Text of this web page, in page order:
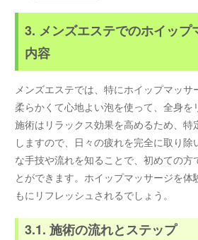
3. メンズエステでのホイップ
内容
メンズエステでは、特にホイップマッサ
柔らかくて心地よい泡を使って、全身を
施術はリラックス効果を高めるため、特
しますので、日々の疲れを完全に取り除
な手技や流れを知ることで、初めての方
とができます。ホイップマッサージを体
もにリフレッシュされるでしょう。
3.1. 施術の流れとステップ